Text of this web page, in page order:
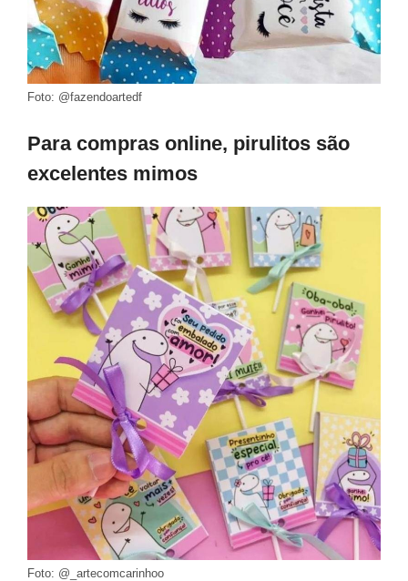
Foto: @fazendoartedf
Para compras online, pirulitos são
excelentes mimos
Foto: @_artecomcarinhoo